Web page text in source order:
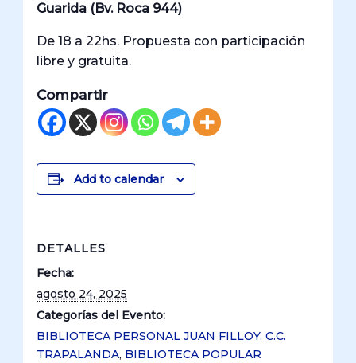
Guarida (Bv. Roca 944)
De 18 a 22hs. Propuesta con participación
libre y gratuita.
Compartir
Add to calendar
DETALLES
Fecha:
agosto 24, 2025
Categorías del Evento:
BIBLIOTECA PERSONAL JUAN FILLOY. C.C.
TRAPALANDA, BIBLIOTECA POPULAR